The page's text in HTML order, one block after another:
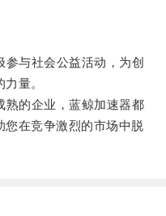
与社会公益活动，为创
量。
的企业，蓝鲸加速器都
您在竞争激烈的市场中脱